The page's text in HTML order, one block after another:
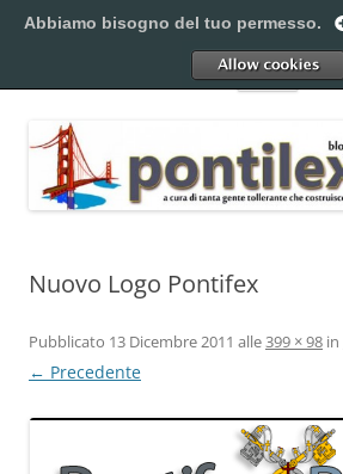
al
Pontilex
Menu
Nuovo Logo Pontifex
Pubblicato 13 Dicembre 2011 alle399 × 98 in
← Precedente
Abbiamo bisogno del tuo permesso.